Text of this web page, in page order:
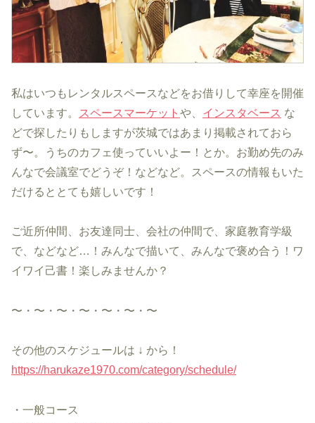
私はいつもレンタルスペースなどをお借りして幸座を開催
しています。
スペースマーケット や、 インスタベース な
どで探したりもしますが茨城ではあまり掲載されておら
ず〜。うちのカフェ使っていいよー！とか。お勤め先のみ
んなで会議室でどうぞ！などなど。スペースの情報もいた
だけるととても嬉しいです！
ご近所仲間、お友達同士、会社の仲間で、家庭教育学級
で、などなど…！みんなで描いて、みんなで褒め合う！ワ
イワイ己書！楽しみませんか？
〜・〜・〜・〜・〜・〜・〜
その他のスケジュールは ↓ から！
https://harukaze1970.com/category/schedule/
・一般コース